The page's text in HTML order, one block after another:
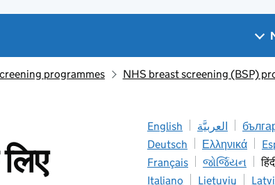
programmes NHS breast screening (BSP)
English العربيَّة
Deutsch
Ελληνικά
Français
જોર્જિયન
Italiano
Lietuvių